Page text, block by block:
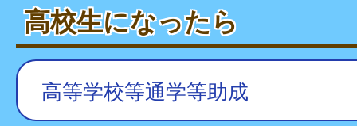
高校生になったら
高等学校等通学等助成